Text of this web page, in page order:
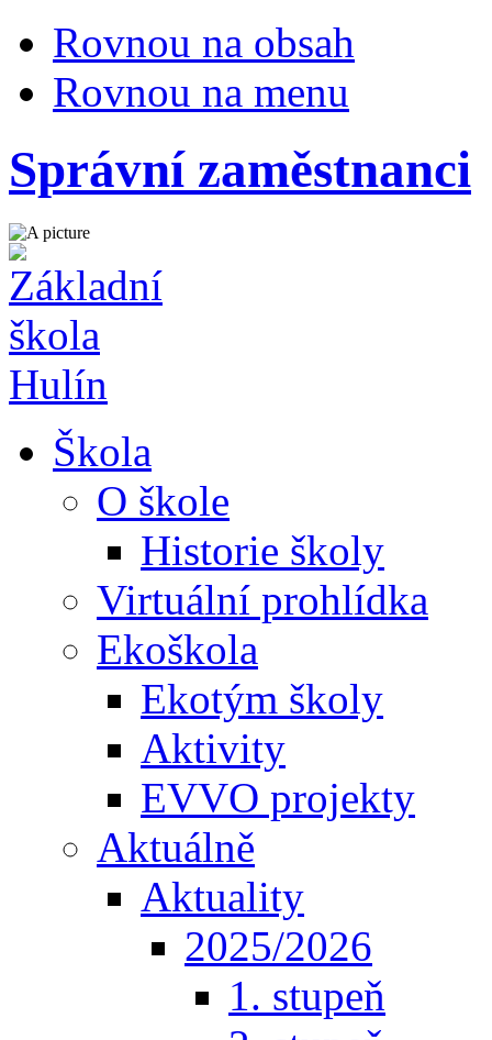
Rovnou na obsah
Rovnou na menu
Správní zaměstnanci
Škola
O škole
Historie školy
Virtuální prohlídka
Ekoškola
Ekotým školy
Aktivity
EVVO projekty
Aktuálně
Aktuality
2025/2026
1. stupeň